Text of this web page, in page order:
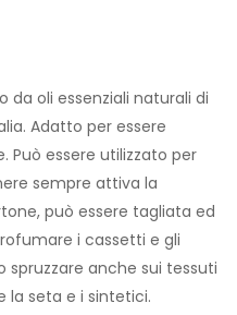
da oli essenziali naturali di
Adatto per essere
Può essere utilizzato per
sempre attiva la
può essere tagliata ed
i cassetti e gli
spruzzare anche sui tessuti
la seta e i sintetici.